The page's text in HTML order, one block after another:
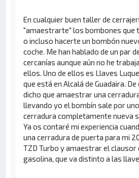
En cualquier buen taller de
"amaestrarte" los bombones que
o incluso hacerte un bombón
coche. Me han hablado de un par
cercanías aunque aún no he
ellos. Uno de ellos es Llaves
que está en Alcalá de Guadaira.
dicho que amaestrar una
llevando yo el bombín sale por
cerradura completamente nueva
Ya os contaré mi experiencia
una cerradura de puerta para mi
TZD Turbo y amaestrar el clausor
gasolina, que va distinto a las